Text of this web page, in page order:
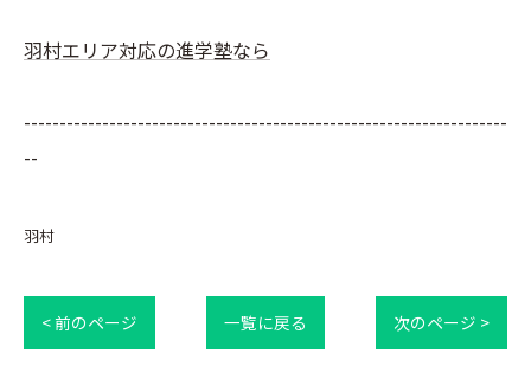
羽村エリア対応の進学塾なら
--------------------------------------------------------------------
--
羽村
< 前のページ 一覧に戻る 次のページ >